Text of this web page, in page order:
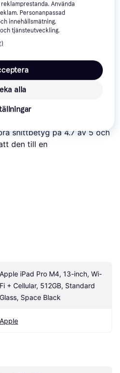
ögonblick med
som har en upplösning på
du mycket lagringsutrymme?
här surfplattan rymmer
många bra saker att säga
8GB 512GB (2024)
lägsta priset för närvarande
snittbetyg på 4.7 av 5 och
den till en
Apple iPad Pro M4, 13-inch, Wi-
Fi + Cellular, 512GB, Standard
Glass, Space Black
Apple
Använda
Personanpassad
innehållsmätning,
tjänsteutveckling.
alla